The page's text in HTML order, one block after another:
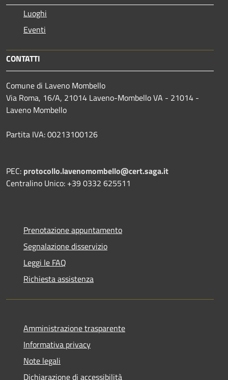
Luoghi
Eventi
CONTATTI
Comune di Laveno Mombello
Via Roma, 16/A, 21014 Laveno-Mombello VA - 21014 -
Laveno Mombello
Partita IVA: 00213100126
PEC: protocollo.lavenomombello@cert.saga.it
Centralino Unico: +39 0332 625511
Prenotazione appuntamento
Segnalazione disservizio
Leggi le FAQ
Richiesta assistenza
Amministrazione trasparente
Informativa privacy
Note legali
Dichiarazione di accessibilità